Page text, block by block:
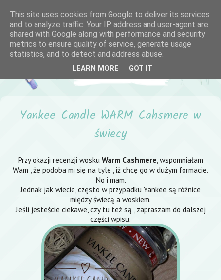
Yankee Candle WARM Cahsmere w
świecy
Przy okazji recenzji wosku Warm Cashmere, wspomniałam
Wam , że podoba mi się na tyle , iż chcę go w dużym formacie.
No i mam.
Jednak jak wiecie, często w przypadku Yankee są różnice
między świecą a woskiem.
Jeśli jesteście ciekawe, czy tu też są , zapraszam do dalszej
części wpisu.
This site uses cookies from Google to deliver its services
and to analyze traffic. Your IP address and user-agent are
shared with Google along with performance and security
metrics to ensure quality of service, generate usage
statistics, and to detect and address abuse.
LEARN MORE GOT IT